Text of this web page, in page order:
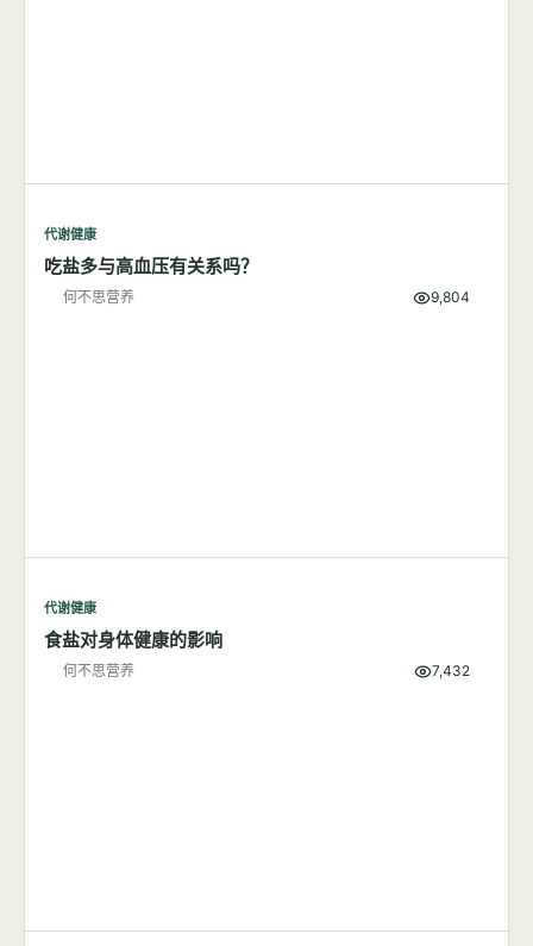
代谢健康
吃盐多与高血压有关系吗？
何不思营养 9,804
代谢健康
食盐对身体健康的影响
何不思营养 7,432